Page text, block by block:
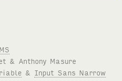
& Anthony Masure
& Input Sans Narrow